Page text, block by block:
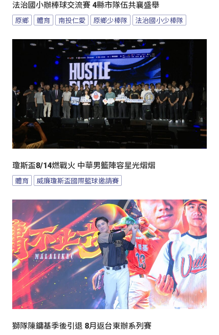
法治國小辦棒球交流賽 4縣市隊伍共襄盛舉
原鄉 體育 南投仁愛 原鄉少棒隊 法治國小少棒隊
瓊斯盃8/14燃戰火 中華男籃陣容星光熠熠
體育 威廉瓊斯盃國際籃球邀請賽
獅隊陳鏞基季後引退 8月返台東辦系列賽